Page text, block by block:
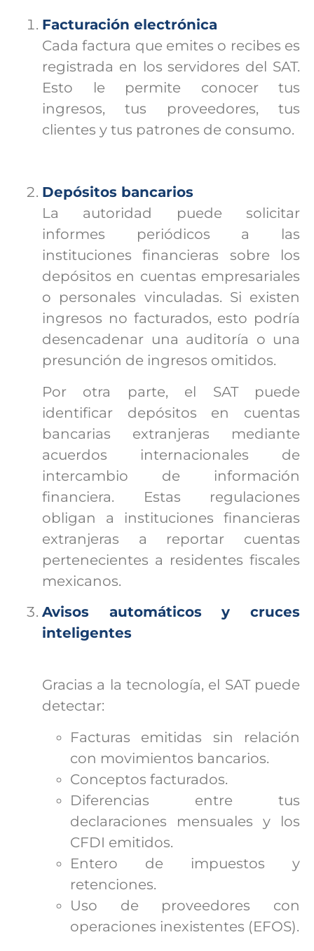
Facturación electrónica
Cada factura que emites o recibes es
registrada en los servidores del SAT.
Esto le permite conocer tus
ingresos, tus proveedores, tus
clientes y tus patrones de consumo.
Depósitos bancarios
La autoridad puede solicitar
informes periódicos a las
instituciones financieras sobre los
depósitos en cuentas empresariales
o personales vinculadas. Si existen
ingresos no facturados, esto podría
desencadenar una auditoría o una
presunción de ingresos omitidos.
Por otra parte, el SAT puede
identificar depósitos en cuentas
bancarias extranjeras mediante
acuerdos internacionales de
intercambio de información
financiera. Estas regulaciones
obligan a instituciones financieras
extranjeras a reportar cuentas
pertenecientes a residentes fiscales
mexicanos.
Avisos automáticos y cruces
inteligentes
Gracias a la tecnología, el SAT puede
detectar:
Facturas emitidas sin relación
con movimientos bancarios.
Conceptos facturados.
Diferencias entre tus
declaraciones mensuales y los
CFDI emitidos.
Entero de impuestos y
retenciones.
Uso de proveedores con
operaciones inexistentes (EFOS).